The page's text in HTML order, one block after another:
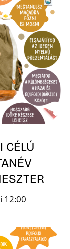
CÉLÚ
12:00